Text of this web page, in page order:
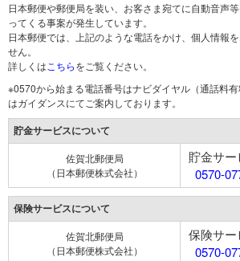
日本郵便や郵便局を装い、お客さま宛てに自動音声
ってくる事案が発生しています。
日本郵便では、上記のような電話をかけ、個人情報
せん。
詳しくは こちらをご覧ください。
※0570から始まる電話番号はナビダイヤル（通話料
はガイダンスにてご案内しております。
貯金サービスについて
佐賀北郵便局
（日本郵便株式会社）
貯金サー
0570-
保険サービスについて
佐賀北郵便局
（日本郵便株式会社）
保険サー
0570-